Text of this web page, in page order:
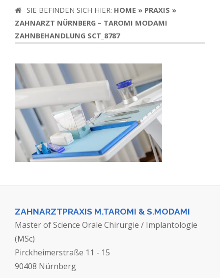
SIE BEFINDEN SICH HIER: HOME » PRAXIS »
ZAHNARZT NÜRNBERG – TAROMI MODAMI
ZAHNBEHANDLUNG SCT_8787
ZAHNARZTPRAXIS M.TAROMI & S.MODAMI
Master of Science Orale Chirurgie / Implantologie
(MSc)
Pirckheimerstraße 11 - 15
90408 Nürnberg